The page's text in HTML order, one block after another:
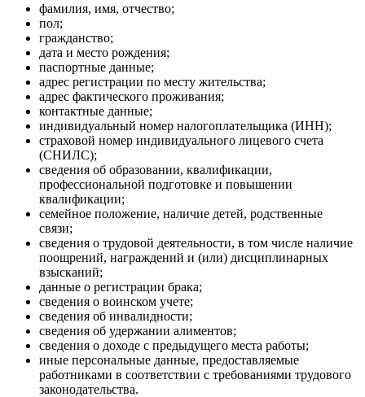
фамилия, имя, отчество;
пол;
гражданство;
дата и место рождения;
паспортные данные;
адрес регистрации по месту жительства;
адрес фактического проживания;
контактные данные;
индивидуальный номер налогоплательщика (ИНН);
страховой номер индивидуального лицевого счета
(СНИЛС);
сведения об образовании, квалификации,
профессиональной подготовке и повышении
квалификации;
семейное положение, наличие детей, родственные
связи;
сведения о трудовой деятельности, в том числе наличие
поощрений, награждений и (или) дисциплинарных
взысканий;
данные о регистрации брака;
сведения о воинском учете;
сведения об инвалидности;
сведения об удержании алиментов;
сведения о доходе с предыдущего места работы;
иные персональные данные, предоставляемые
работниками в соответствии с требованиями трудового
законодательства.